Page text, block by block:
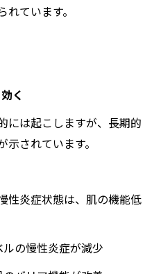
ています。
く
には起こしますが、長期的
されています。
性炎症状態は、肌の機能低
の慢性炎症が減少